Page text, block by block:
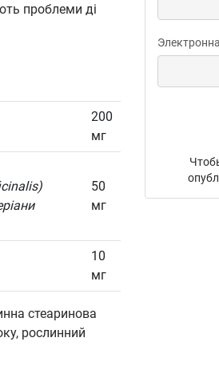
проблеми ді
200
мг
50
мг
10
мг
стеаринова
рослинний